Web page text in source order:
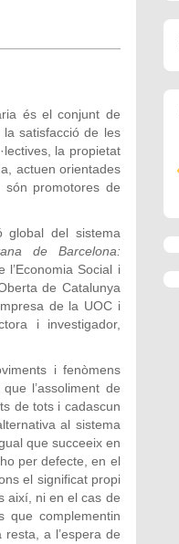
és el conjunt de
la satisfacció de les
la propietat
actuen orientades
són promotores de
global del sistema
de Barcelona:
l’Economia Social i
de Catalunya
de la UOC i
i investigador,
i fenòmens
l’assoliment de
de tots i cadascun
al sistema
que succeeix en
per defecte, en el
el significat propi
així, ni en el cas de
que complementin
a l’espera de